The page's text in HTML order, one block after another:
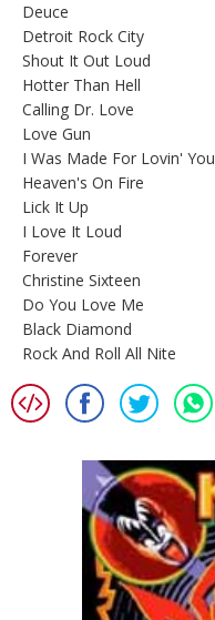
Deuce
Detroit Rock City
Shout It Out Loud
Hotter Than Hell
Calling Dr. Love
Love Gun
I Was Made For Lovin' You
Heaven's On Fire
Lick It Up
I Love It Loud
Forever
Christine Sixteen
Do You Love Me
Black Diamond
Rock And Roll All Nite